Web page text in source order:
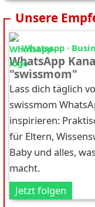
Unsere
Whatsapp ·
WhatsApp
"swissmom"
Lass dich täglich
swissmom
inspirieren:
für Eltern,
Baby und alles,
macht.
Jetzt folgen